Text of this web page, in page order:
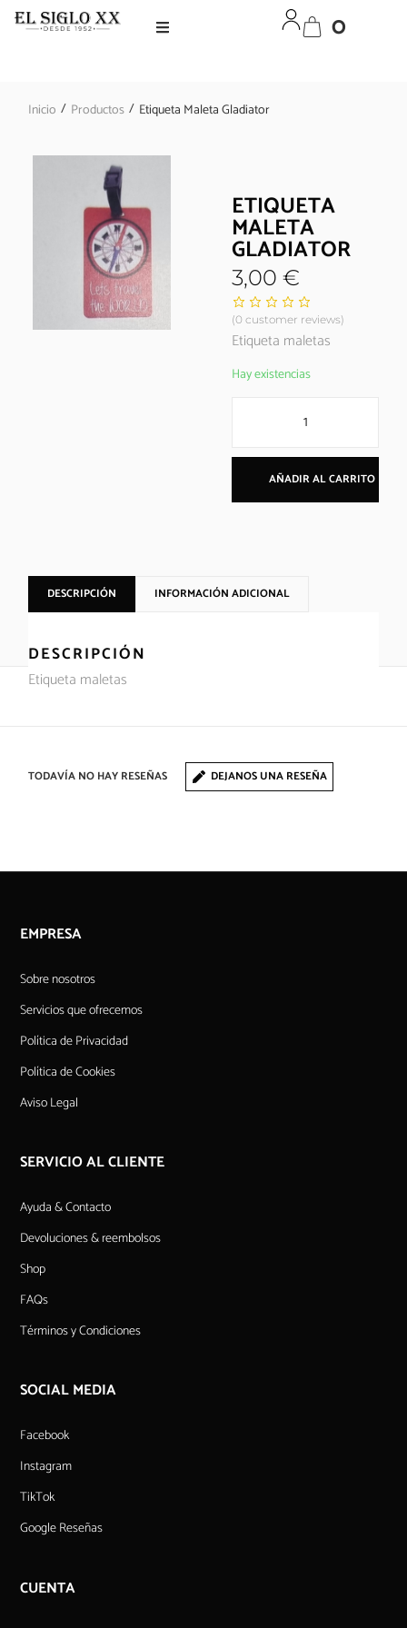
0
Inicio / Productos / Etiqueta Maleta Gladiator
ETIQUETA
MALETA
GLADIATOR
3,00€
(0 customer reviews)
Etiqueta maletas
Hay existencias
AÑADIR AL CARRITO
DESCRIPCIÓN INFORMACIÓN ADICIONAL
DESCRIPCIÓN
Etiqueta maletas
TODAVÍA NO HAY RESEÑAS DEJANOS UNA RESEÑA
EMPRESA
Sobre nosotros
Servicios que ofrecemos
Política de Privacidad
Política de Cookies
Aviso Legal
SERVICIO AL CLIENTE
Ayuda & Contacto
Devoluciones & reembolsos
Shop
FAQs
Términos y Condiciones
SOCIAL MEDIA
Facebook
Instagram
TikTok
Google Reseñas
CUENTA